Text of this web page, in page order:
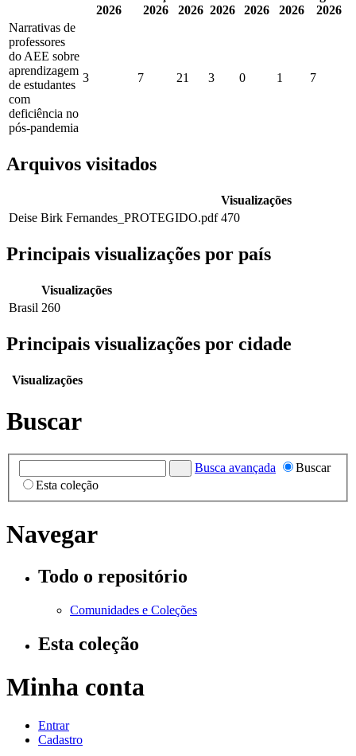
2026
2026
2026 2026
2026
2026
2026
Narrativas de
professores
do AEE sobre
aprendizagem
de estudantes
com
deficiência no
pós-pandemia
3 7 21 3 0 1 7
Arquivos visitados
Visualizações
Deise Birk Fernandes_PROTEGIDO.pdf 470
Principais visualizações por país
Visualizações
Brasil 260
Principais visualizações por cidade
Visualizações
Buscar
Busca avançada
Buscar
Esta coleção
Navegar
Todo o repositório
Comunidades e Coleções
Esta coleção
Minha conta
Entrar
Cadastro